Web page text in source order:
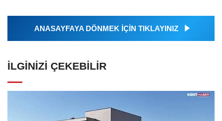
ANASAYFAYA DÖNMEK İÇİN TIKLAYINIZ
İLGINIZI ÇEKEBILIR